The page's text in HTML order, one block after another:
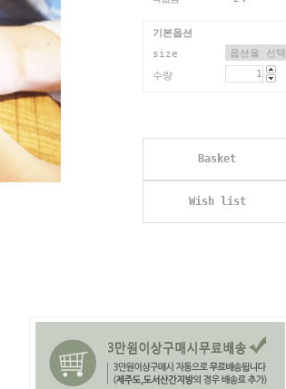
기본옵션
size
수량
Basket
Wish list